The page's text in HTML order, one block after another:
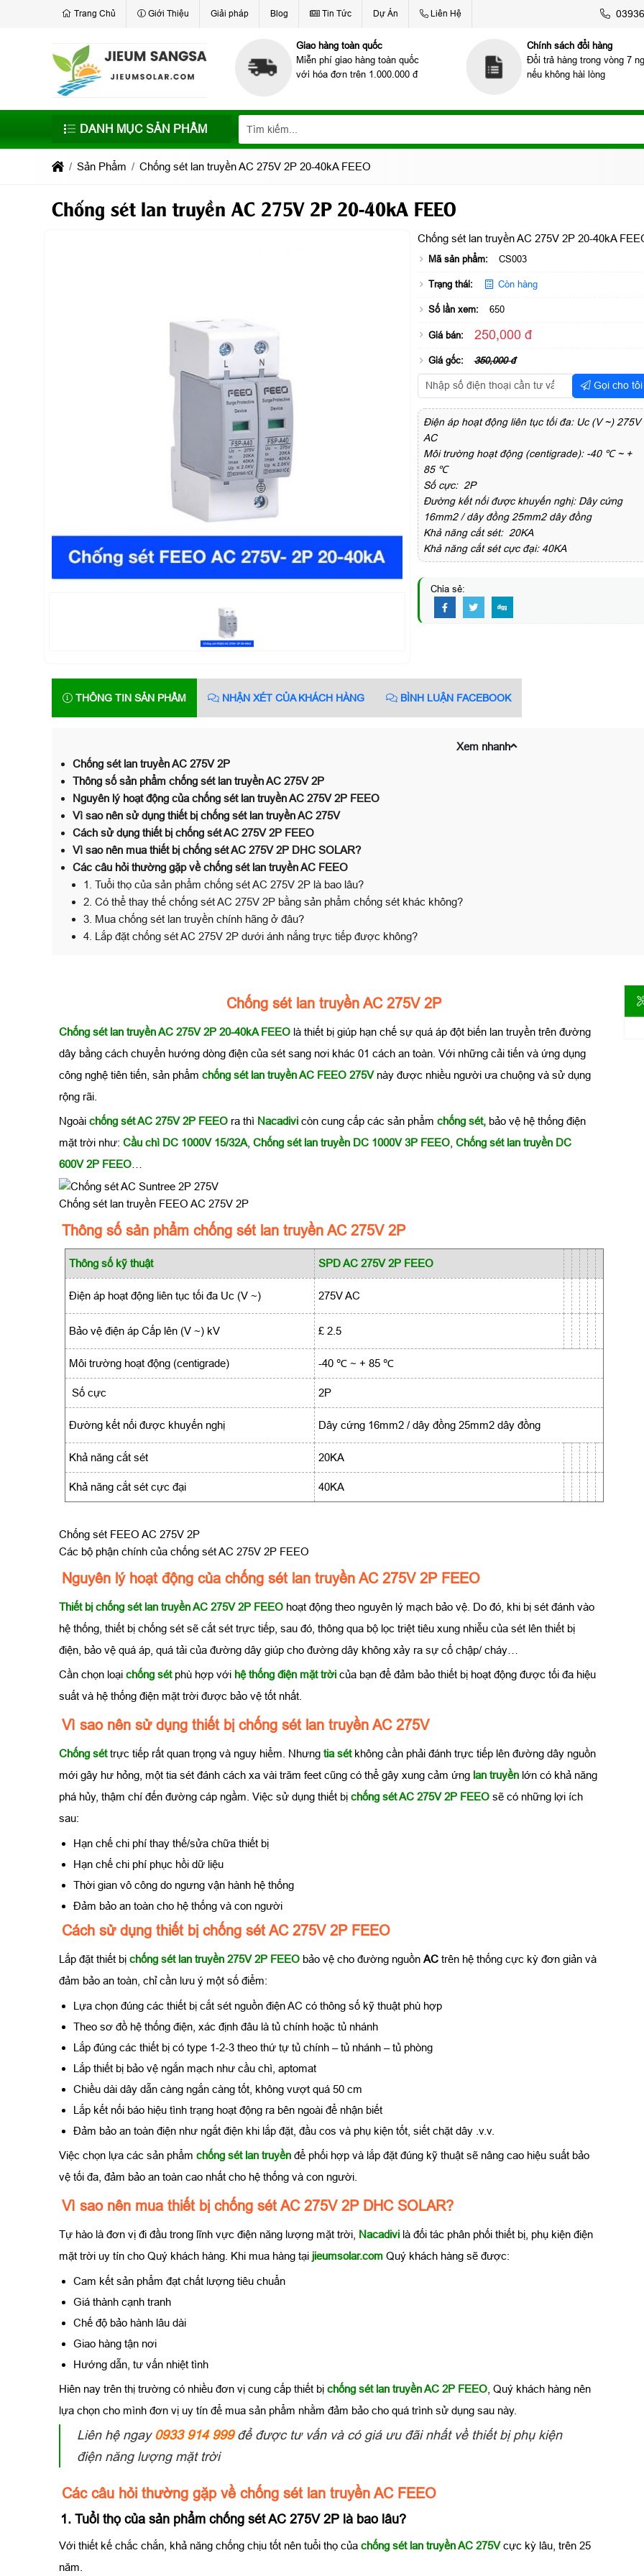
Trang Chủ Giới Thiệu Giải pháp Blog Tin Tức Dự Án Liên Hệ
Giao hàng toàn quốc
Miễn phí giao hàng toàn quốc
với hóa đơn trên 1.000.000 đ
Chính sách đổi hàng
Đổi trả hàng trong vòng 7
nếu không hài lòng
DANH MỤC SẢN PHẨM
Sản Phẩm Chống sét lan truyền AC 275V 2P 20-40kA FEEO
Chống sét lan truyền AC 275V 2P 20-40kA FEEO
Chống sét lan truyền AC 275V 2P 20-40kA
Mã sản phẩm: CS003
Trạng thái: Còn hàng
Số lần xem: 650
Giá bán: 250,000 đ
Giá gốc: 350,000 đ
Gọi cho tôi
Điện áp hoạt động liên tục tối đa: Uc (V ~) 275V
AC
Môi trường hoạt động (centigrade): -40 ℃ ~ +
85 ℃
Số cực: 2P
Đường kết nối được khuyến nghị: Dây cứng
16mm2 / dây đồng 25mm2 dây đồng
Khả năng cắt sét: 20KA
Khả năng cắt sét cực đại: 40KA
Chia sẻ:
THÔNG TIN SẢN PHẨM NHẬN XÉT CỦA KHÁCH HÀNG BÌNH LUẬN FACEBOOK
Xem nhanh
Chống sét lan truyền AC 275V 2P
Thông số sản phẩm chống sét lan truyền AC 275V 2P
Nguyên lý hoạt động của chống sét lan truyền AC 275V 2P FEEO
Vì sao nên sử dụng thiết bị chống sét lan truyền AC 275V
Cách sử dụng thiết bị chống sét AC 275V 2P FEEO
Vì sao nên mua thiết bị chống sét AC 275V 2P DHC SOLAR?
Các câu hỏi thường gặp về chống sét lan truyền AC FEEO
1. Tuổi thọ của sản phẩm chống sét AC 275V 2P là bao lâu?
2. Có thể thay thế chống sét AC 275V 2P bằng sản phẩm chống sét khác không?
3. Mua chống sét lan truyền chính hãng ở đâu?
4. Lắp đặt chống sét AC 275V 2P dưới ánh nắng trực tiếp được không?
Chống sét lan truyền AC 275V 2P
Chống sét lan truyền AC 275V 2P 20-40kA FEEO là thiết bị giúp hạn chế sự quá áp đột biến lan truyền trên đường
dây bằng cách chuyển hướng dòng điện của sét sang nơi khác 01 cách an toàn. Với những cải tiến và ứng dụng
công nghệ tiên tiến, sản phẩm chống sét lan truyền AC FEEO 275V này được nhiều người ưa chuộng và sử dụng
rộng rãi.
Ngoài chống sét AC 275V 2P FEEO ra thì Nacadivi còn cung cấp các sản phẩm chống sét, bảo vệ hệ thống điện
mặt trời như: Cầu chì DC 1000V 15/32A, Chống sét lan truyền DC 1000V 3P FEEO Chống sét lan truyền DC
600V 2P FEEO
Chống sét lan truyền FEEO AC 275V 2P
Thông số sản phẩm chống sét lan truyền AC 275V 2P
Thông số kỹ thuật SPD AC 275V 2P FEEO
Điện áp hoạt động liên tục tối đa Uc (V ~) 275V AC
Bảo vệ điện áp Cấp lên (V ~) kV £ 2.5
Môi trường hoạt động (centigrade) -40 ℃ ~ + 85 ℃
Số cực 2P
Đường kết nối được khuyến nghị Dây cứng 16mm2 / dây đồng 25mm2 dây đồng
Khả năng cắt sét 20KA
Khả năng cắt sét cực đại 40KA
Chống sét FEEO AC 275V 2P
Các bộ phận chính của chống sét AC 275V 2P FEEO
Nguyên lý hoạt động của chống sét lan truyền AC 275V 2P FEEO
Thiết bị chống sét lan truyền AC 275V 2P FEEO hoạt động theo nguyên lý mạch bảo vệ. Do đó, khi bị sét đánh vào
hệ thống, thiết bị chống sét sẽ cắt sét trực tiếp, sau đó, thông qua bộ lọc triệt tiêu xung nhiễu của sét lên thiết bị
điện, bảo vệ quá áp, quá tải của đường dây giúp cho đường dây không xảy ra sự cố chập/ cháy…
Cần chọn loại chống sét phù hợp với hệ thống điện mặt trời của bạn để đảm bảo thiết bị hoạt động được tối đa hiệu
suất và hệ thống điện mặt trời được bảo vệ tốt nhất.
Vì sao nên sử dụng thiết bị chống sét lan truyền AC 275V
Chống séttrực tiếp rất quan trọng và nguy hiểm. Nhưng tia sétkhông cần phải đánh trực tiếp lên đường dây nguồn
mới gây hư hỏng, một tia sét đánh cách xa vài trăm feet cũng có thể gây xung cảm ứng lan truyền lớn có khả năng
phá hủy, thậm chí đến đường cáp ngầm. Việc sử dụng thiết bị chống sét AC 275V 2P FEEO sẽ có những lợi ích
sau:
Hạn chế chi phí thay thế/sửa chữa thiết bị
Hạn chế chi phí phục hồi dữ liệu
Thời gian vô công do ngưng vận hành hệ thống
Đảm bảo an toàn cho hệ thống và con người
Cách sử dụng thiết bị chống sét AC 275V 2P FEEO
Lắp đặt thiết bị chống sét lan truyền 275V 2P FEEO bảo vệ cho đường nguồn AC trên hệ thống cực kỳ đơn giản và
đảm bảo an toàn, chỉ cần lưu ý một số điểm:
Lựa chọn đúng các thiết bị cắt sét nguồn điện AC có thông số kỹ thuật phù hợp
Theo sơ đồ hệ thống điện, xác định đâu là tủ chính hoặc tủ nhánh
Lắp đúng các thiết bị có type 1-2-3 theo thứ tự tủ chính – tủ nhánh – tủ phòng
Lắp thiết bị bảo vệ ngắn mạch như cầu chì, aptomat
Chiều dài dây dẫn càng ngắn càng tốt, không vượt quá 50 cm
Lắp kết nối báo hiệu tình trạng hoạt động ra bên ngoài để nhận biết
Đảm bảo an toàn điện như ngắt điện khi lắp đặt, đầu cos và phụ kiện tốt, siết chặt dây .v.v.
Việc chọn lựa các sản phẩm chống sét lan truyền để phối hợp và lắp đặt đúng kỹ thuật sẽ nâng cao hiệu suất bảo
vệ tối đa, đảm bảo an toàn cao nhất cho hệ thống và con người.
Vì sao nên mua thiết bị chống sét AC 275V 2P DHC SOLAR?
Tự hào là đơn vị đi đầu trong lĩnh vực điện năng lượng mặt trời, Nacadivi là đối tác phân phối thiết bị, phụ kiện điện
mặt trời uy tín cho Quý khách hàng. Khi mua hàng tại jieumsolar.com Quý khách hàng sẽ được:
Cam kết sản phẩm đạt chất lượng tiêu chuẩn
Giá thành cạnh tranh
Chế độ bảo hành lâu dài
Giao hàng tận nơi
Hướng dẫn, tư vấn nhiệt tình
Hiên nay trên thị trường có nhiều đơn vị cung cấp thiết bị chống sét lan truyền AC 2P FEEO , Quý khách hàng nên
lựa chọn cho mình đơn vị uy tín để mua sản phẩm nhằm đảm bảo cho quá trình sử dụng sau này.
Liên hệ ngay 0933 914 999 để được tư vấn và có giá ưu đãi nhất về thiết bị phụ kiện
điện năng lượng mặt trời
Các câu hỏi thường gặp về chống sét lan truyền AC FEEO
1. Tuổi thọ của sản phẩm chống sét AC 275V 2P là bao lâu?
Với thiết kế chắc chắn, khả năng chống chịu tốt nên tuổi thọ của chống sét lan truyền AC 275Vcực kỳ lâu, trên 25
năm.